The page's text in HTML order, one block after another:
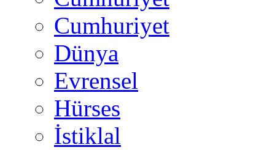
Cumhuriyet
Dünya
Evrensel
Hürses
İstiklal